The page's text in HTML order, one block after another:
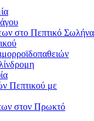
στο Πεπτικό Σωλήνα
Πεπτικού με
στον Πρωκτό